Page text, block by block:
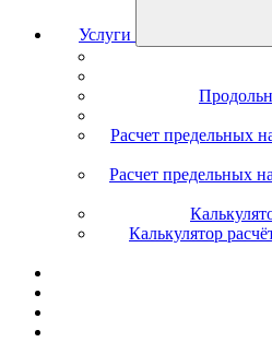
Услуги
Расчет предельных
Расчет предельных
Калькулятор